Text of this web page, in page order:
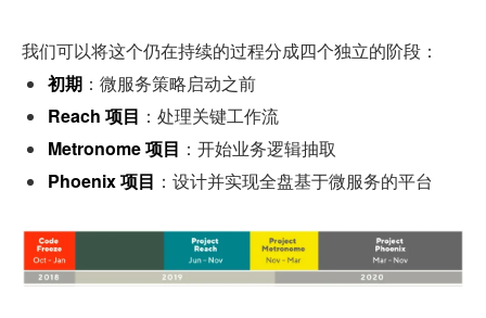
我们可以将这个仍在持续的过程分成四个独立的阶段：
初期 ：微服务策略启动之前
Reach 项目 ：处理关键工作流
Metronome 项目 ：开始业务逻辑抽取
Phoenix 项目 ：设计并实现全盘基于微服务的平台